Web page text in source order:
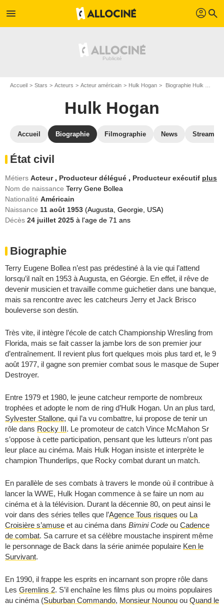
menu profil search
Accueil Stars Acteurs Acteur américain Hulk Hogan Biographie Hulk Hogan
Hulk Hogan
Accueil Biographie Filmographie News Streaming
État civil
Métiers Acteur , Producteur délégué , Producteur exécutif plus
Nom de naissance Terry Gene Bollea
Nationalité Américain
Naissance 11 août 1953 (Augusta, Georgie, USA)
Décès 24 juillet 2025 à l'age de 71 ans
Biographie
Terry Eugene Bollea n’est pas prédestiné à la vie qui l’attend
lorsqu’il naît en 1953 à Augusta, en Géorgie. En effet, il rêve de
devenir musicien et travaille comme guichetier dans une banque,
mais sa rencontre avec les catcheurs Jerry et Jack Brisco
bouleverse son destin.
Très vite, il intègre l’école de catch Championship Wresling from
Florida, mais se fait casser la jambe lors de son premier jour
d’entraînement. Il revient plus fort quelques mois plus tard et, le 9
août 1977, il gagne son premier combat sous le masque de Super
Destroyer.
Entre 1979 et 1980, le jeune catcheur remporte de nombreux
trophées et adopte le nom de ring d’Hulk Hogan. Un an plus tard,
Sylvester Stallone, qui l’a vu combattre, lui propose de tenir un
rôle dans Rocky III. Le promoteur de catch Vince McMahon Sr
s’oppose à cette participation, pensant que les lutteurs n’ont pas
leur place au cinéma. Mais Hulk Hogan insiste et interprète le
champion Thunderlips, que Rocky combat durant un match.
En parallèle de ses combats à travers le monde où il contribue à
lancer la WWE, Hulk Hogan commence à se faire un nom au
cinéma et à la télévision. Durant la décennie 80, on peut ainsi le
voir dans des séries telles que l’Agence Tous risques ou La
Croisière s’amuse et au cinéma dans Bimini Code ou Cadence
de combat. Sa carrure et sa célèbre moustache inspirent même
le personnage de Back dans la série animée populaire Ken le
Survivant.
En 1990, il frappe les esprits en incarnant son propre rôle dans
Les Gremlins 2. S’il enchaîne les films plus ou moins populaires
au cinéma (Suburban Commando, Monsieur Nounou ou Quand le